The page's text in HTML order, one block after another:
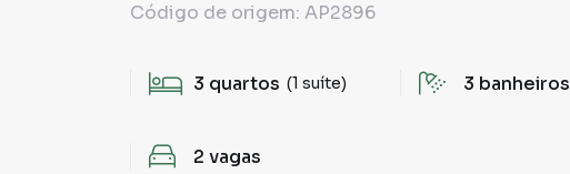
Código de origem: AP2896
3 quartos (1 suíte) 3 banheiros
2 vagas